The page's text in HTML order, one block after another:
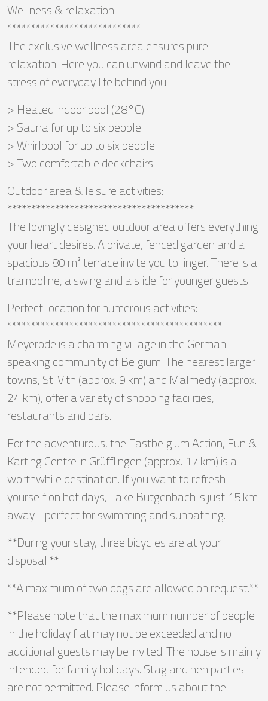
Wellness & relaxation:
****************************
The exclusive wellness area ensures pure
relaxation. Here you can unwind and leave the
stress of everyday life behind you:
> Heated indoor pool (28°C)
> Sauna for up to six people
> Whirlpool for up to six people
> Two comfortable deckchairs
Outdoor area & leisure activities:
***************************************
The lovingly designed outdoor area offers everything
your heart desires. A private, fenced garden and a
spacious 80 m² terrace invite you to linger. There is a
trampoline, a swing and a slide for younger guests.
Perfect location for numerous activities:
*********************************************
Meyerode is a charming village in the German-
speaking community of Belgium. The nearest larger
towns, St. Vith (approx. 9 km) and Malmedy (approx.
24 km), offer a variety of shopping facilities,
restaurants and bars.
For the adventurous, the Eastbelgium Action, Fun &
Karting Centre in Grüfflingen (approx. 17 km) is a
worthwhile destination. If you want to refresh
yourself on hot days, Lake Bütgenbach is just 15 km
away - perfect for swimming and sunbathing.
**During your stay, three bicycles are at your
disposal.**
**A maximum of two dogs are allowed on request.**
**Please note that the maximum number of people
in the holiday flat may not be exceeded and no
additional guests may be invited. The house is mainly
intended for family holidays. Stag and hen parties
are not permitted. Please inform us about the